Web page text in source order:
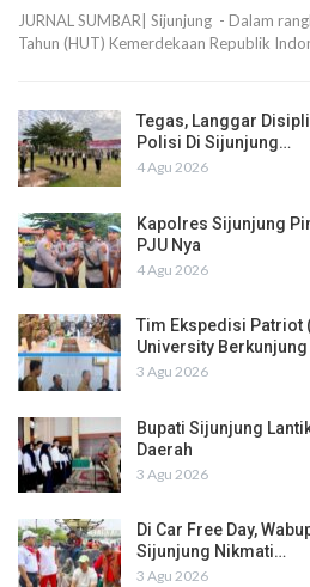
JURNAL SUMBAR| Sijunjung - Dalam
Tahun (HUT) Kemerdekaan Republik
Tegas, Langgar
Polisi Di Sijunjung…
4 Agu 2026
Kapolres Sijunjung
PJU Nya
4 Agu 2026
Tim Ekspedisi Patriot
University
3 Agu 2026
Bupati Sijunjung
Daerah
3 Agu 2026
Di Car Free Day,
Sijunjung Nikmati…
3 Agu 2026